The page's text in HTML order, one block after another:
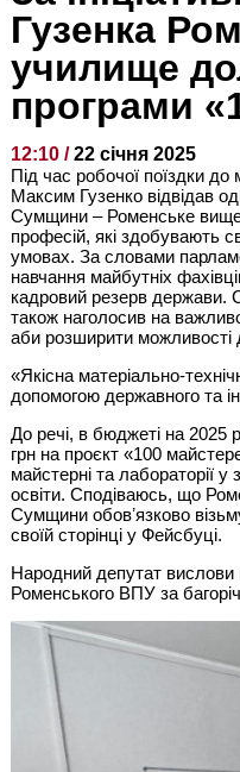
Гузенка
училище
програми
12:10 /22 січня 2025
Під час робочої поїздки до
Максим Гузенко відвідав
Сумщини – Роменське вище
професій, які здобувають
умовах. За словами
навчання майбутніх
кадровий резерв держави.
також наголосив на
аби розширити можливості
«Якісна матеріально-
допомогою державного та
До речі, в бюджеті на 2025
грн на проєкт «100
майстерні та лабораторії
освіти. Сподіваюсь, що
Сумщини обовʼязково
своїй сторінці у Фейсбуці.
Народний депутат
Роменського ВПУ за